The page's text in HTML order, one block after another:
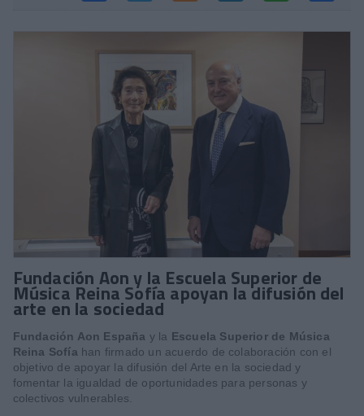
Fundación Aon y la Escuela Superior de
Música Reina Sofía apoyan la difusión del
arte en la sociedad
Fundación Aon España y la Escuela Superior de Música
Reina Sofía han firmado un acuerdo de colaboración con el
objetivo de apoyar la difusión del Arte en la sociedad y
fomentar la igualdad de oportunidades para personas y
colectivos vulnerables.